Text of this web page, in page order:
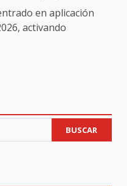
en aplicación
activando
BUSCAR